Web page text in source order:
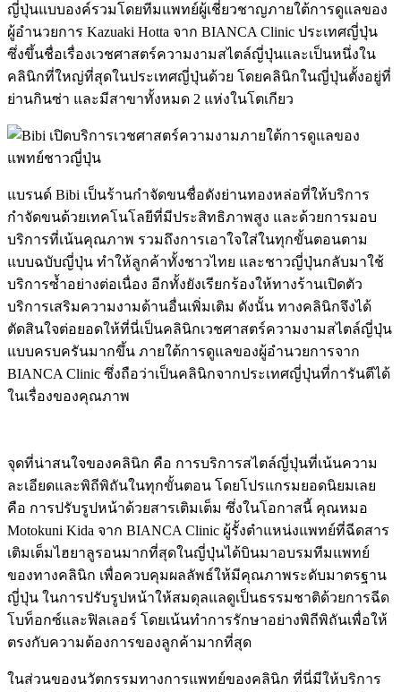
ญี่ปุ่นแบบองค์รวมโดยทีมแพทย์ผู้เชี่ยวชาญภายใต้การดูแลของ
ผู้อำนวยการ Kazuaki Hotta จาก BIANCA Clinic ประเทศญี่ปุ่น
ซึ่งขึ้นชื่อเรื่องเวชศาสตร์ความงามสไตล์ญี่ปุ่นและเป็นหนึ่งใน
คลินิกที่ใหญ่ที่สุดในประเทศญี่ปุ่นด้วย โดยคลินิกในญี่ปุ่นตั้งอยู่ที่
ย่านกินซ่า และมีสาขาทั้งหมด 2 แห่งในโตเกียว
แบรนด์ Bibi เป็นร้านกำจัดขนชื่อดังย่านทองหล่อที่ให้บริการ
กำจัดขนด้วยเทคโนโลยีที่มีประสิทธิภาพสูง และด้วยการมอบ
บริการที่เน้นคุณภาพ รวมถึงการเอาใจใส่ในทุกขั้นตอนตาม
แบบฉบับญี่ปุ่น ทำให้ลูกค้าทั้งชาวไทย และชาวญี่ปุ่นกลับมาใช้
บริการซ้ำอย่างต่อเนื่อง อีกทั้งยังเรียกร้องให้ทางร้านเปิดตัว
บริการเสริมความงามด้านอื่นเพิ่มเติม ดังนั้น ทางคลินิกจึงได้
ตัดสินใจต่อยอดให้ที่นี่เป็นคลินิกเวชศาสตร์ความงามสไตล์ญี่ปุ่น
แบบครบครันมากขึ้น ภายใต้การดูแลของผู้อำนวยการจาก
BIANCA Clinic ซึ่งถือว่าเป็นคลินิกจากประเทศญี่ปุ่นที่การันตีได้
ในเรื่องของคุณภาพ
จุดที่น่าสนใจของคลินิก คือ การบริการสไตล์ญี่ปุ่นที่เน้นความ
ละเอียดและพิถีพิถันในทุกขั้นตอน โดยโปรแกรมยอดนิยมเลย
คือ การปรับรูปหน้าด้วยสารเติมเต็ม ซึ่งในโอกาสนี้ คุณหมอ
Motokuni Kida จาก BIANCA Clinic ผู้รั้งตำแหน่งแพทย์ที่ฉีดสาร
เติมเต็มไฮยาลูรอนมากที่สุดในญี่ปุ่นได้บินมาอบรมทีมแพทย์
ของทางคลินิก เพื่อควบคุมผลลัพธ์ให้มีคุณภาพระดับมาตรฐาน
ญี่ปุ่น ในการปรับรูปหน้าให้สมดุลแลดูเป็นธรรมชาติด้วยการฉีด
โบท็อกซ์และฟิลเลอร์ โดยเน้นทำการรักษาอย่างพิถีพิถันเพื่อให้
ตรงกับความต้องการของลูกค้ามากที่สุด
ในส่วนของนวัตกรรมทางการแพทย์ของคลินิก ที่นี่มีให้บริการ